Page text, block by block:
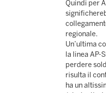
Quindi per
regionale.
Un’ultima
la linea AP-
perdere
risulta il
ha un